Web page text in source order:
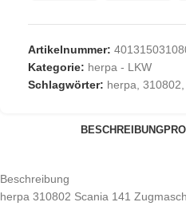
Artikelnummer:
Kategorie: herpa - LKW
Schlagwörter: herpa, 310802,
BESCHREIBUNG
Beschreibung
herpa 310802 Scania 141